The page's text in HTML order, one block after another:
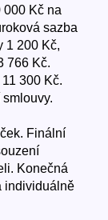
000 Kč na
sazba
1 200 Kč,
766 Kč.
300 Kč.
Finální
Konečná
individuálně